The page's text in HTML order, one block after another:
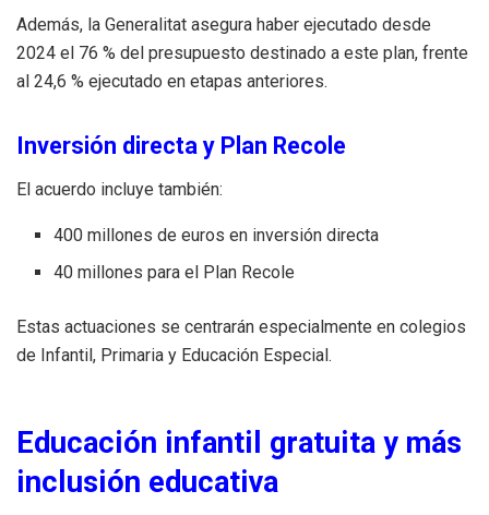
Además, la Generalitat asegura haber ejecutado desde
2024 el 76 % del presupuesto destinado a este plan, frente
al 24,6 % ejecutado en etapas anteriores.
Inversión directa y Plan Recole
El acuerdo incluye también:
400 millones de euros en inversión directa
40 millones para el Plan Recole
Estas actuaciones se centrarán especialmente en colegios
de Infantil, Primaria y Educación Especial.
Educación infantil gratuita y más
inclusión educativa